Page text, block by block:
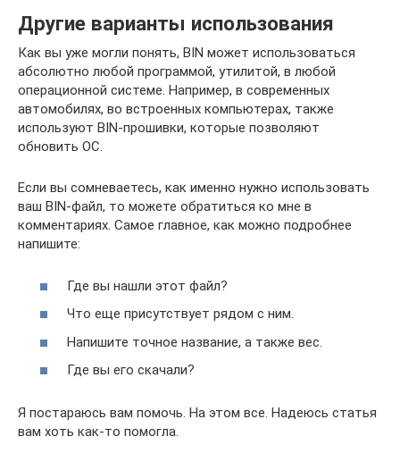
Другие варианты использования
Как вы уже могли понять, BIN может использоваться
абсолютно любой программой, утилитой, в любой
операционной системе. Например, в современных
автомобилях, во встроенных компьютерах, также
используют BIN-прошивки, которые позволяют
обновить ОС.
Если вы сомневаетесь, как именно нужно использовать
ваш BIN-файл, то можете обратиться ко мне в
комментариях. Самое главное, как можно подробнее
напишите:
Где вы нашли этот файл?
Что еще присутствует рядом с ним.
Напишите точное название, а также вес.
Где вы его скачали?
Я постараюсь вам помочь. На этом все. Надеюсь статья
вам хоть как-то помогла.